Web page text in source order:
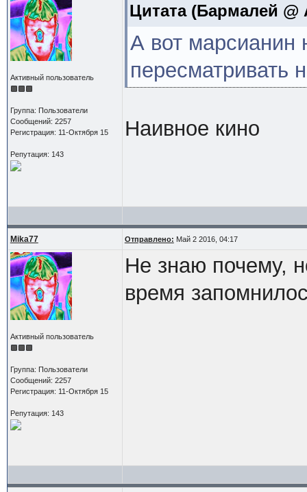
Активный пользователь
Группа: Пользователи
Сообщений: 2257
Регистрация: 11-Октября 15
Репутация: 143
Цитата(Бармалей @
А вот марсианин
пересматривать
Наивное кино
Mika77 Отправлено: Май 2 2016, 04:17
Активный пользователь
Группа: Пользователи
Сообщений: 2257
Регистрация: 11-Октября 15
Репутация: 143
Не знаю почему,
время